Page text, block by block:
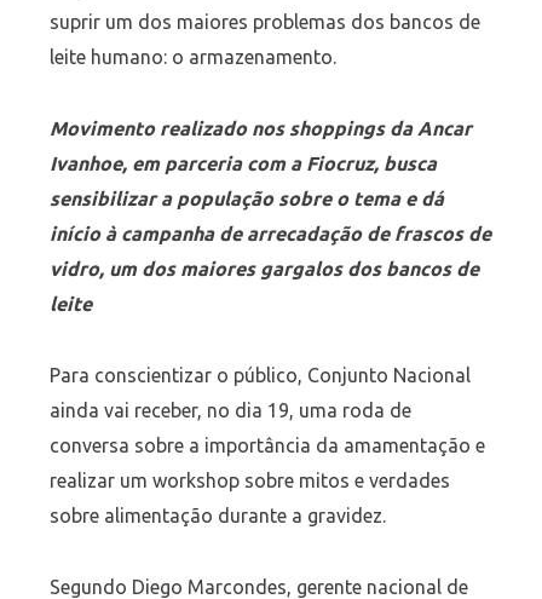
suprir um dos maiores problemas dos bancos de
leite humano: o armazenamento.
Movimento realizado nos shoppings da Ancar
Ivanhoe, em parceria com a Fiocruz, busca
sensibilizar a população sobre o tema e dá
início à campanha de arrecadação de frascos de
vidro, um dos maiores gargalos dos bancos de
leite
Para conscientizar o público, Conjunto Nacional
ainda vai receber, no dia 19, uma roda de
conversa sobre a importância da amamentação e
realizar um workshop sobre mitos e verdades
sobre alimentação durante a gravidez.
Segundo Diego Marcondes, gerente nacional de